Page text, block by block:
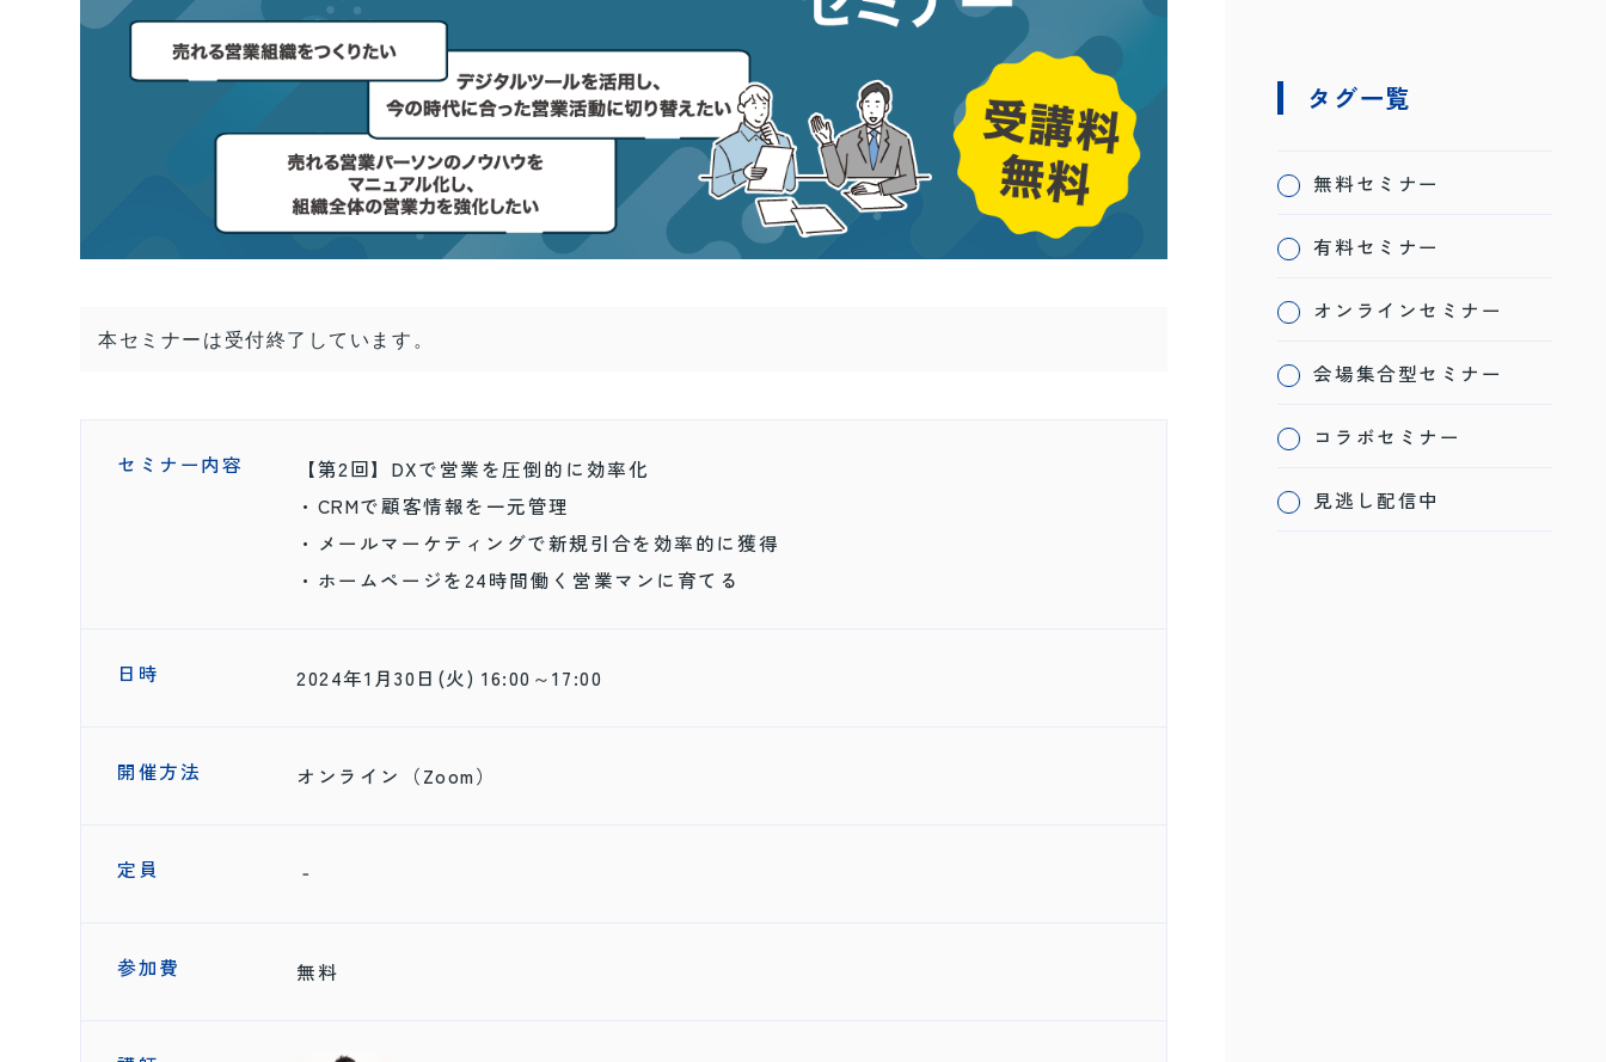
本セミナーは受付終了しています。
セミナー内容
【第2回】DXで営業を圧倒的に効率化
・CRMで顧客情報を一元管理
・メールマーケティングで新規引合を効率的に獲得
・ホームページを24時間働く営業マンに育てる
日時 2024年1月30日(火) 16:00～17:00
開催方法 オンライン（Zoom）
定員 ‐
参加費 無料
タグ一覧
無料セミナー
有料セミナー
オンラインセミナー
会場集合型セミナー
コラボセミナー
見逃し配信中